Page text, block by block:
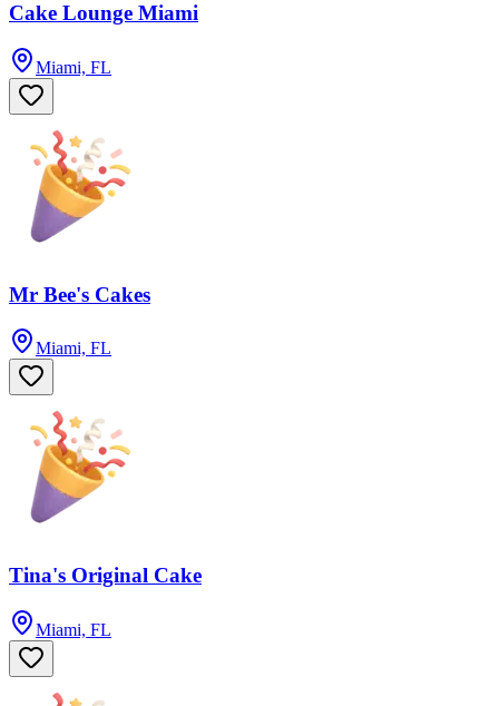
Cake Lounge Miami
Miami, FL
Mr Bee's Cakes
Miami, FL
Tina's Original Cake
Miami, FL